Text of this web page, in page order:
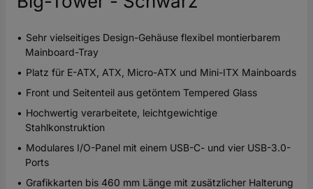
Sehr vielseitiges Design-Gehäuse flexibel montierbarem
Mainboard-Tray
Platz für E-ATX, ATX, Micro-ATX und Mini-ITX Mainboards
Front und Seitenteil aus getöntem Tempered Glass
Hochwertig verarbeitete, leichtgewichtige
Stahlkonstruktion
Modulares I/O-Panel mit einem USB-C- und vier USB-3.0-
Ports
Grafikkarten bis 460 mm Länge mit zusätzlicher Halterung